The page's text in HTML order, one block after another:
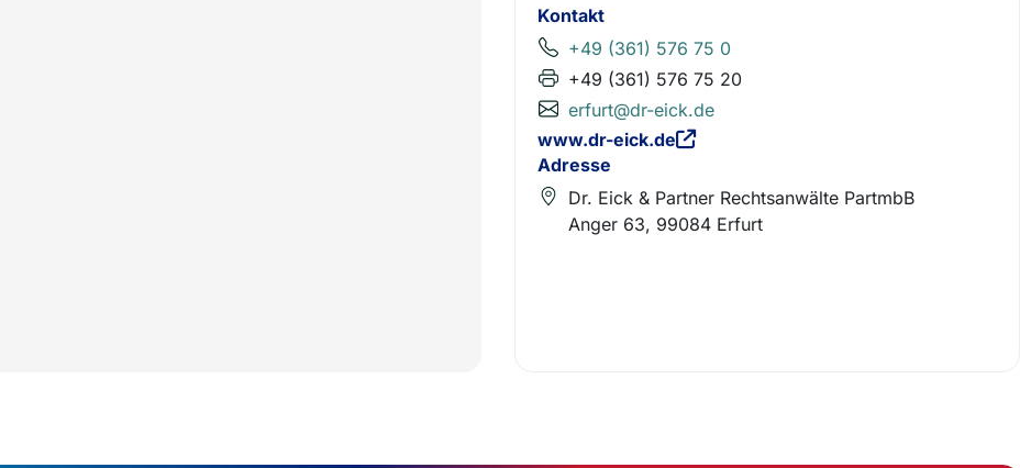
Kontakt
+49 (361) 576 75 0
+49 (361) 576 75 20
erfurt@dr-eick.de
www.dr-eick.de
Adresse
Dr. Eick & Partner Rechtsanwälte PartmbB
Anger 63, 99084 Erfurt